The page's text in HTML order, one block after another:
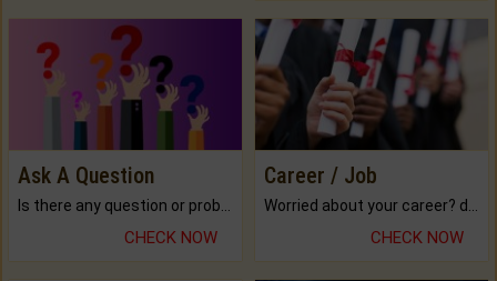
Ask A Question
Is there any question or problem lingering.
CHECK NOW
Career / Job
Worried about your career? don't know what is.
CHECK NOW